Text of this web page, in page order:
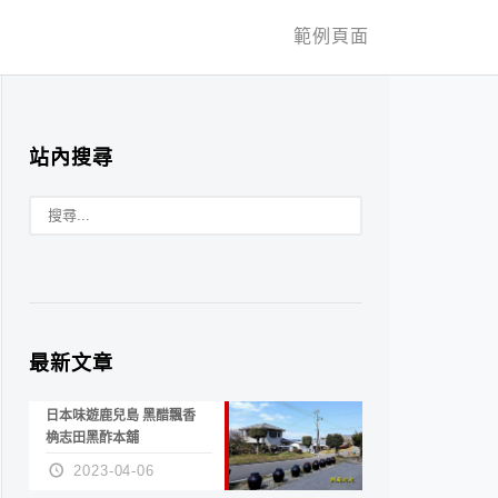
範例頁面
站內搜尋
最新文章
日本味遊鹿兒島 黑醋飄香
桷志田黑酢本舖
2023-04-06